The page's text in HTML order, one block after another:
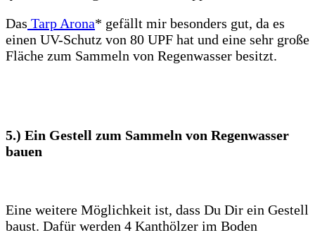
Das Tarp Arona* gefällt mir besonders gut, da es
einen UV-Schutz von 80 UPF hat und eine sehr große
Fläche zum Sammeln von Regenwasser besitzt.
5.) Ein Gestell zum Sammeln von Regenwasser
bauen
Eine weitere Möglichkeit ist, dass Du Dir ein Gestell
baust. Dafür werden 4 Kanthölzer im Boden